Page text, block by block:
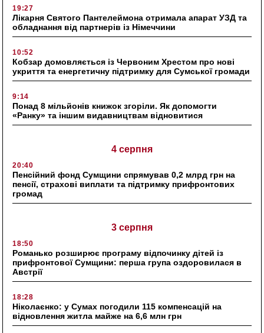
19:27
Лікарня Святого Пантелеймона отримала апарат УЗД та
обладнання від партнерів із Німеччини
10:52
Кобзар домовляється із Червоним Хрестом про нові
укриття та енергетичну підтримку для Сумської громади
9:14
Понад 8 мільйонів книжок згоріли. Як допомогти
«Ранку» та іншим видавництвам відновитися
4 серпня
20:40
Пенсійний фонд Сумщини спрямував 0,2 млрд грн на
пенсії, страхові виплати та підтримку прифронтових
громад
3 серпня
18:50
Романько розширює програму відпочинку дітей із
прифронтової Сумщини: перша група оздоровилася в
Австрії
18:28
Ніколаєнко: у Сумах погодили 115 компенсацій на
відновлення житла майже на 6,6 млн грн